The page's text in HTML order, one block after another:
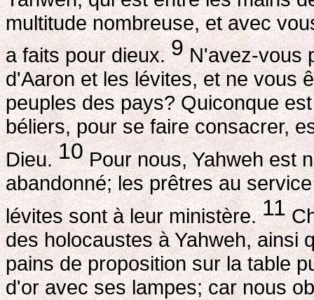
multitude nombreuse, et avec
a faits pour dieux. 9N'avez-vous
d'Aaron et les lévites, et ne vous
peuples des pays? Quiconque
béliers, pour se faire consacrer,
Dieu.10Pour nous, Yahweh est
abandonné; les prêtres au
lévites sont à leur ministère.11
des holocaustes à Yahweh, ainsi
pains de proposition sur la table
d'or avec ses lampes; car nous